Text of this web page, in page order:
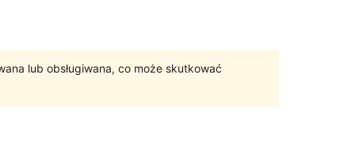
lub obsługiwana, co może skutkować